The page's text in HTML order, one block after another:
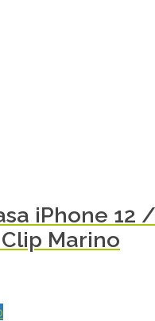
iPhone 12
Marino